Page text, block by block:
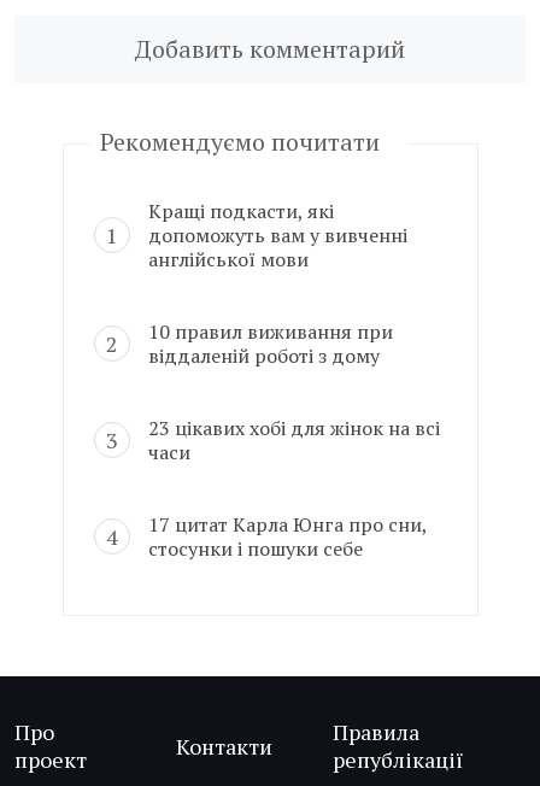
Добавить комментарий
Рекомендуємо почитати
Кращі подкасти, які
допоможуть вам у вивченні
англійської мови
10 правил виживання при
віддаленій роботі з дому
23 цікавих хобі для жінок на всі
часи
17 цитат Карла Юнга про сни,
стосунки і пошуки себе
Про
проект
Контакти
Правила
републікації